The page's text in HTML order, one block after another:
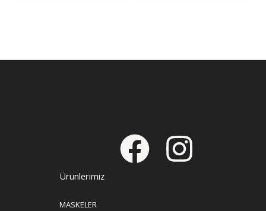
Ürünlerimiz
MASKELER